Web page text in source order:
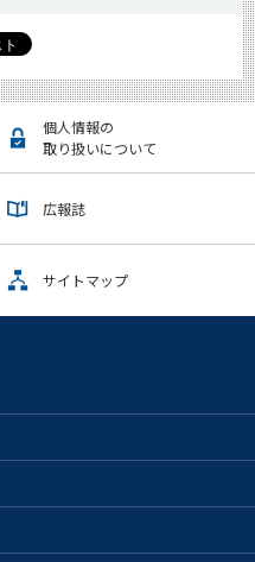
個人情報の
取り扱いについて
広報誌
サイトマップ